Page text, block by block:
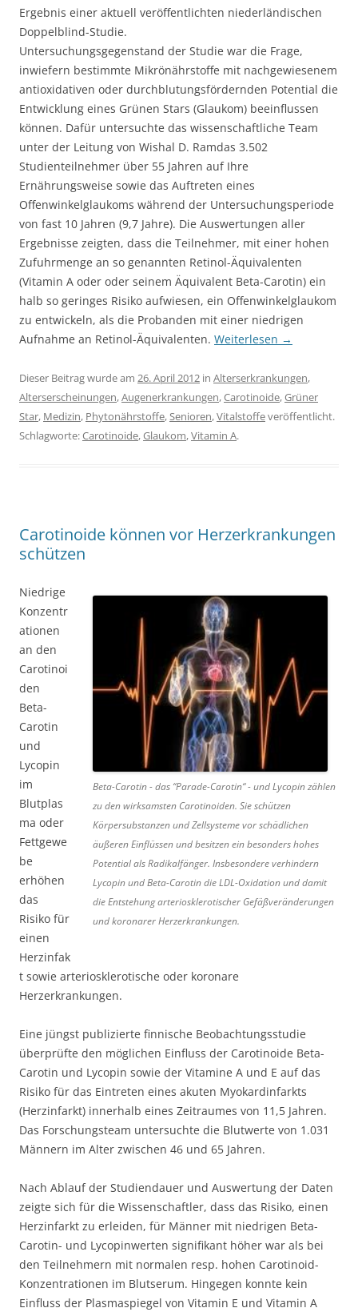
Ergebnis einer aktuell veröffentlichten niederländischen
Doppelblind-Studie.
Untersuchungsgegenstand der Studie war die Frage,
inwiefern bestimmte Mikrönährstoffe mit nachgewiesenem
antioxidativen oder durchblutungsfördernden Potential die
Entwicklung eines Grünen Stars (Glaukom) beeinflussen
können. Dafür untersuchte das wissenschaftliche Team
unter der Leitung von Wishal D. Ramdas 3.502
Studienteilnehmer über 55 Jahren auf Ihre
Ernährungsweise sowie das Auftreten eines
Offenwinkelglaukoms während der Untersuchungsperiode
von fast 10 Jahren (9,7 Jahre). Die Auswertungen aller
Ergebnisse zeigten, dass die Teilnehmer, mit einer hohen
Zufuhrmenge an so genannten Retinol-Äquivalenten
(Vitamin A oder oder seinem Äquivalent Beta-Carotin) ein
halb so geringes Risiko aufwiesen, ein Offenwinkelglaukom
zu entwickeln, als die Probanden mit einer niedrigen
Aufnahme an Retinol-Äquivalenten. Weiterlesen →
Dieser Beitrag wurde am 26. April 2012 in Alterserkrankungen,
Alterserscheinungen,Augenerkrankungen,Carotinoide,Grüner
Star, Medizin, Phytonährstoffe,Senioren,Vitalstoffeveröffentlicht.
Schlagworte:Carotinoide,Glaukom,Vitamin A.
Carotinoide können vor Herzerkrankungen
schützen
Beta-Carotin - das “Parade-Carotin“ - und Lycopin zählen
zu den wirksamsten Carotinoiden. Sie schützen
Körpersubstanzen und Zellsysteme vor schädlichen
äußeren Einflüssen und besitzen ein besonders hohes
Potential als Radikalfänger. Insbesondere verhindern
Lycopin und Beta-Carotin die LDL-Oxidation und damit
die Entstehung arteriosklerotischer Gefäßveränderungen
und koronarer Herzerkrankungen.
Niedrige
Konzentr
ationen
an den
Carotinoi
den
Beta-
Carotin
und
Lycopin
im
Blutplas
ma oder
Fettgewe
be
erhöhen
das
Risiko für
einen
Herzinfak
t sowie arteriosklerotische oder koronare
Herzerkrankungen.
Eine jüngst publizierte finnische Beobachtungsstudie
überprüfte den möglichen Einfluss der Carotinoide Beta-
Carotin und Lycopin sowie der Vitamine A und E auf das
Risiko für das Eintreten eines akuten Myokardinfarkts
(Herzinfarkt) innerhalb eines Zeitraumes von 11,5 Jahren.
Das Forschungsteam untersuchte die Blutwerte von 1.031
Männern im Alter zwischen 46 und 65 Jahren.
Nach Ablauf der Studiendauer und Auswertung der Daten
zeigte sich für die Wissenschaftler, dass das Risiko, einen
Herzinfarkt zu erleiden, für Männer mit niedrigen Beta-
Carotin- und Lycopinwerten signifikant höher war als bei
den Teilnehmern mit normalen resp. hohen Carotinoid-
Konzentrationen im Blutserum. Hingegen konnte kein
Einfluss der Plasmaspiegel von Vitamin E und Vitamin A